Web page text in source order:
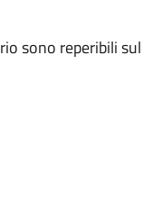
sono reperibili